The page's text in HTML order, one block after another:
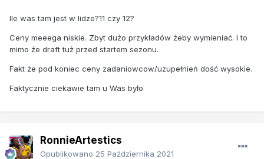
Ile was tam jest w lidze?11 czy 12?
Ceny meeega niskie. Zbyt dużo przykładów żeby wymieniać. I to
mimo że draft tuż przed startem sezonu.
Fakt że pod koniec ceny zadaniowcow/uzupełnień dość wysokie.
Faktycznie ciekawie tam u Was było
RonnieArtestics
Opublikowano 25 Października 2021